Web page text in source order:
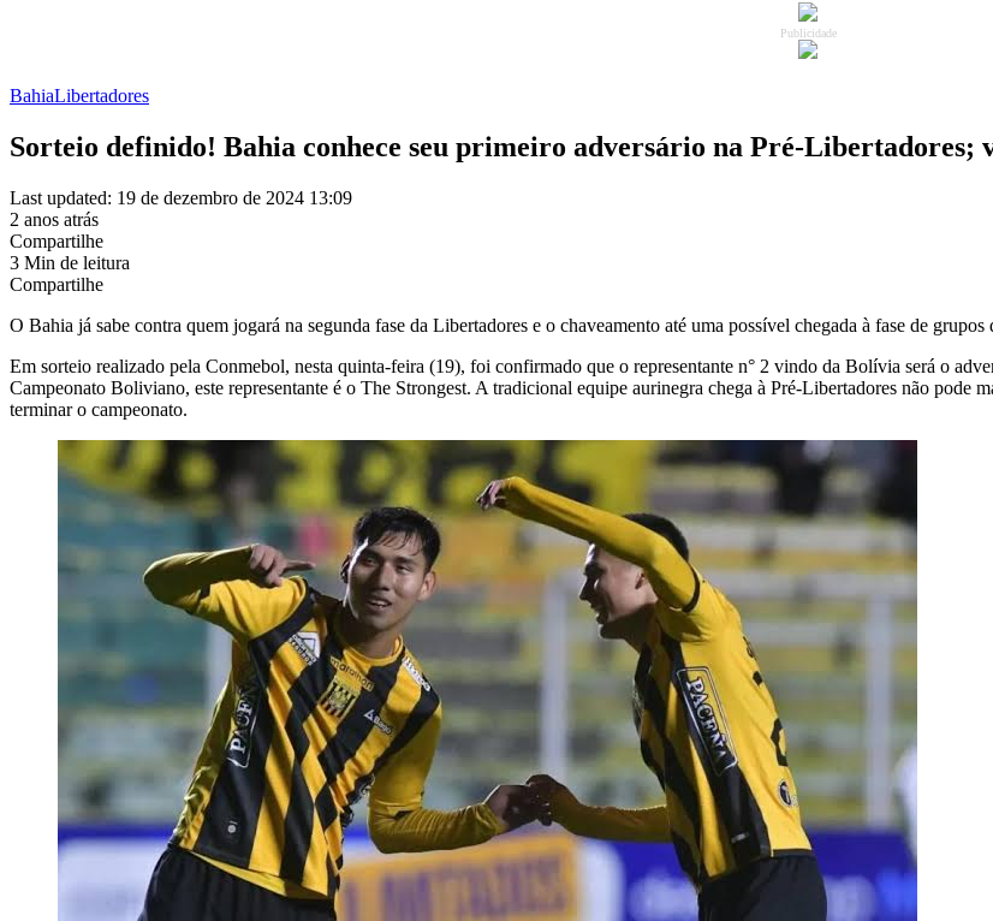
Publicidade
BahiaLibertadores
Sorteio definido! Bahia conhece seu primeiro adversário na Pré-Libertadores;
Last updated: 19 de dezembro de 2024 13:09
2 anos atrás
Compartilhe
3 Min de leitura
Compartilhe
O Bahia já sabe contra quem jogará na segunda fase da Libertadores e o chaveamento até uma possível chegada à fase de
Em sorteio realizado pela Conmebol, nesta quinta-feira (19), foi confirmado que o representante n° 2 vindo da Bolívia será o
Campeonato Boliviano, este representante é o The Strongest. A tradicional equipe aurinegra chega à Pré-Libertadores não pode
terminar o campeonato.